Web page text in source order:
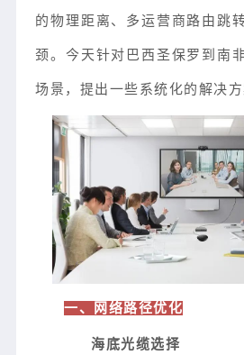
的物理距离、多运营商路由跳
颈。今天针对巴西圣保罗到南
场景， 提出一些系统化的解决方
一、网络路径优化
海底光缆选择